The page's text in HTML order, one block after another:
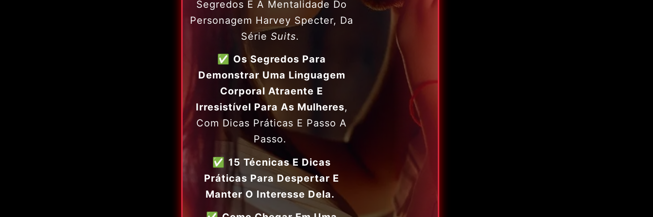
Segredos E A Mentalidade Do
Personagem Harvey Specter, Da
Série Suits.
✅ Os Segredos Para
Demonstrar Uma Linguagem
Corporal Atraente E
Irresistível Para As Mulheres,
Com Dicas Práticas E Passo A
Passo.
✅ 15 Técnicas E Dicas
Práticas Para Despertar E
Manter O Interesse Dela.